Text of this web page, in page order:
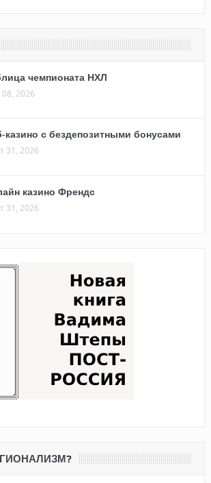
чемпионата НХЛ
2026
казино с бездепозитными бонусами
31, 2026
казино Френдс
31, 2026